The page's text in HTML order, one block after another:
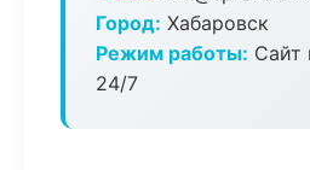
Город: Хабаровск
Режим работы: Сайт
24/7